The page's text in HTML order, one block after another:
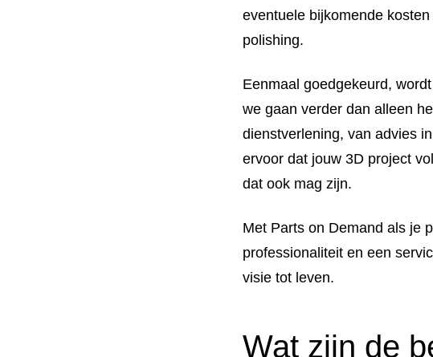
eventuele bijkomende
polishing.
Eenmaal goedgekeurd,
we gaan verder dan alleen
dienstverlening, van advies
ervoor dat jouw 3D project
dat ook mag zijn.
Met Parts on Demand als je
professionaliteit en een
visie tot leven.
Wat zijn de